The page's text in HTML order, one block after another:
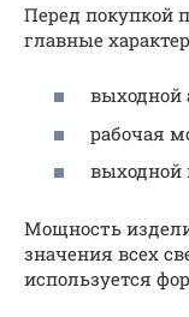
Перед покупкой
главные
выходной
рабочая
выходной
Мощность
значения всех
используется